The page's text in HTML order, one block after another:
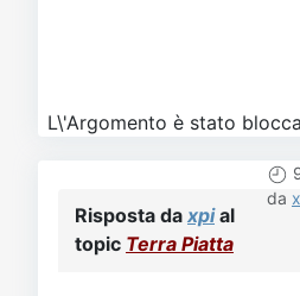
L\'Argomento è stato
da
Risposta da xpial
topic Terra Piatta